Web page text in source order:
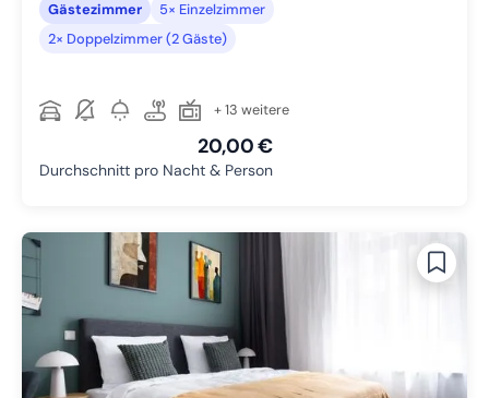
Gästezimmer
5× Einzelzimmer
2× Doppelzimmer (2 Gäste)
+ 13 weitere
20,00 €
Durchschnitt pro Nacht & Person